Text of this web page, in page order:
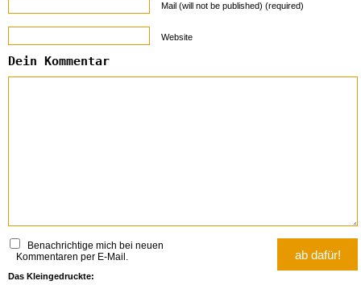
Mail (will not be published) (required)
Website
Dein Kommentar
Benachrichtige mich bei neuen
Kommentaren per E-Mail.
Das Kleingedruckte: